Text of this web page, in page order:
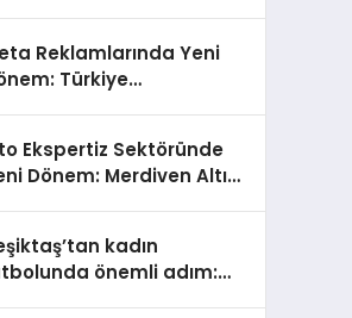
Reklamlarında Yeni
Türkiye
Ekspertiz Sektöründe
Dönem: Merdiven Altı
kadın
önemli adım: